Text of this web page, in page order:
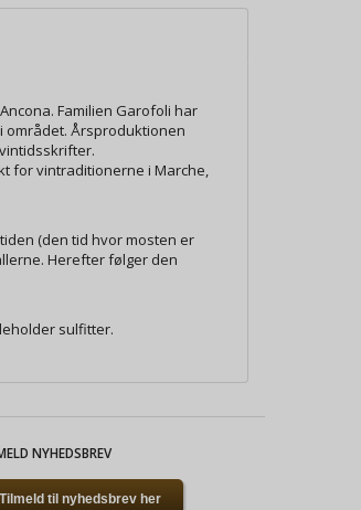
Familien Garofoli har
området. Årsproduktionen
for vintraditionerne i Marche,
(den tid hvor mosten er
Herefter følger den
sulfitter.
NYHEDSBREV
Tilmeld til nyhedsbrev her